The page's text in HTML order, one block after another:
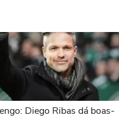
Diego Ribas dá boas-